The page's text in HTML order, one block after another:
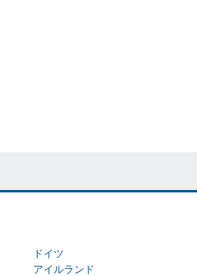
ドイツ
アイルランド